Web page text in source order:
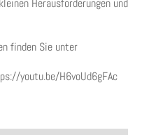
Herausforderungen und
finden Sie unter
youtu.be/H6voUd6gFAc